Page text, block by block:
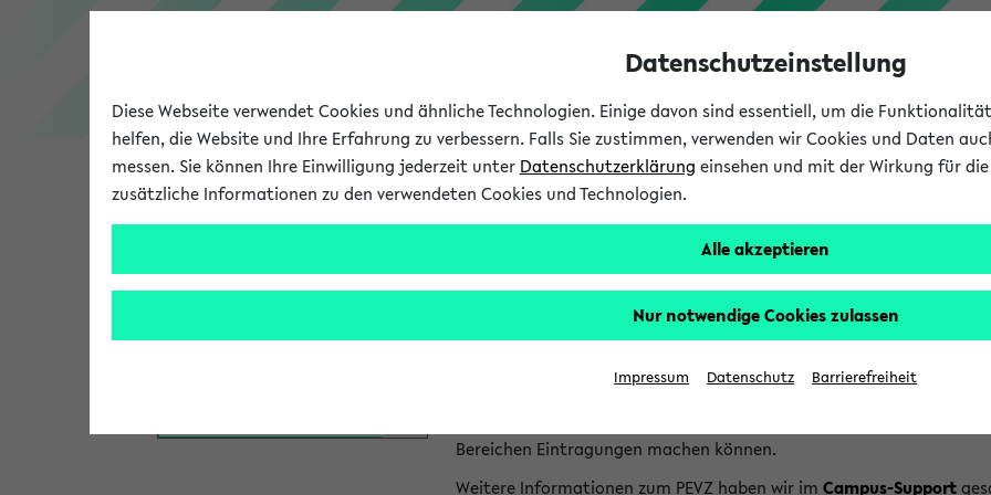
Universität Forschung Studium
Hilfe & Kontakt
Das Personen- und Einrichtungsverzeichnis wird Ihnen vom
Die Inhalte des Verzeichnisses werden von den Fakultäten und
Bereichen Eintragungen machen können.
Weitere Informationen zum PEVZ haben wir im Campus-Support
Datenschutzeinstellung
Diese Webseite verwendet Cookies und ähnliche Technologien. Einige davon sind essentiell, um die
helfen, die Website und Ihre Erfahrung zu verbessern. Falls Sie zustimmen, verwenden wir Cookies und Daten
messen. Sie können Ihre Einwilligung jederzeit unter Datenschutzerklärung einsehen und mit der Wirkung für
zusätzliche Informationen zu den verwendeten Cookies und Technologien.
Alle akzeptieren
Nur notwendige Cookies zulassen
Impressum Datenschutz Barrierefreiheit